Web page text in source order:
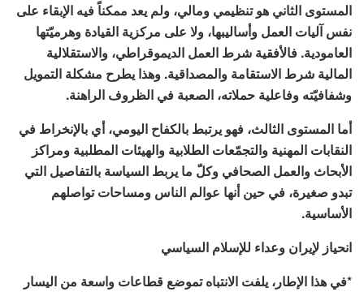
المستوى الثاني هو تنظيمي ومالي، ولم يعد ممكناً فيه الإبقاء على
نفس آليات العمل وأساليبها، ولا على مركزية القيادة وهرميّتها
العامودية. فالأفقية شرط العمل الديموقراطي، والاستقلالية
المالية شرط الاستقامة والمصداقية. وهذا يطرح مشكلة التمويل
وشفافيّته وفاعلية حملاته، الصعبة في الظروف الراهنة.
أما المستوى الثالث، فهو يرتبط بالكفاح اليومي، أي بالإنخراط في
النقابات المهنية والتجمّعات الطلابية والهيئات المطلبية ومراكز
الأبحاث والعمل الصحافي وكلّ ما يربط السياسة بالتفاصيل التي
تبدو صغيرة، في حين أنها عوالم الناس ومساحات تواصلهم
الأساسية.
انحياز لإيران وعداء للإسلام السياسي
*في هذا الإطار، يلفت الانتباه تموضع قطاعات واسعة من اليسار